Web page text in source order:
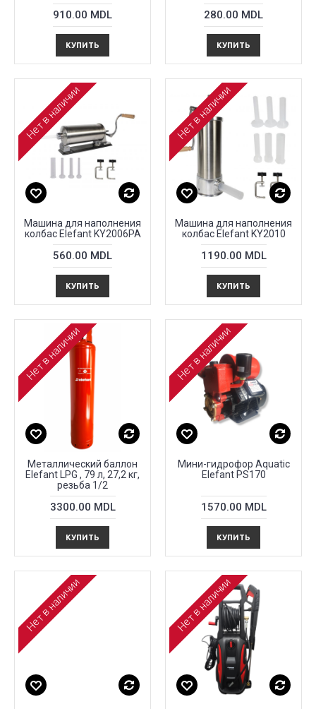
910.00 MDL
КУПИТЬ
280.00 MDL
КУПИТЬ
Нет в наличии
Машина для наполнения
колбас Elefant KY2006PA
560.00 MDL
КУПИТЬ
Нет в наличии
Машина для наполнения
колбас Elefant KY2010
1190.00 MDL
КУПИТЬ
Нет в наличии
Металлический баллон
Elefant LPG , 79 л, 27,2 кг,
резьба 1/2
3300.00 MDL
КУПИТЬ
Нет в наличии
Мини-гидрофор Aquatic
Elefant PS170
1570.00 MDL
КУПИТЬ
Нет в наличии Нет в наличии